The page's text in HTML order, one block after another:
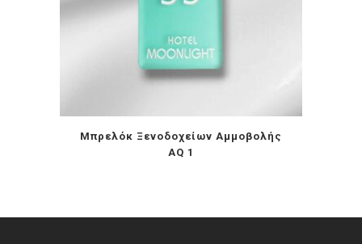
Μπρελόκ Ξενοδοχείων Αμμοβολής
AQ 1